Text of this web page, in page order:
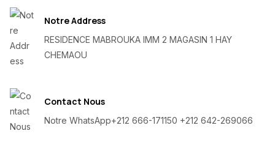
Notre Address
RESIDENCE MABROUKA IMM 2 MAGASIN 1 HAY
CHEMAOU
Contact Nous
Notre WhatsApp+212 666-171150 +212 642-269066